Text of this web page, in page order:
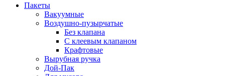
Пакеты
Вакуумные
Воздушно-пузырчатые
Без клапана
С клеевым клапаном
Крафтовые
Вырубная ручка
Дой-Пак